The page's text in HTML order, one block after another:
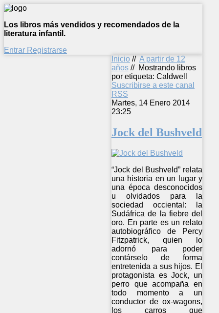
Los libros más vendidos y recomendados de la
literatura infantil.
Entrar Registrarse
Inicio // A partir de 12
años // Mostrando libros
por etiqueta: Caldwell
Suscribirse a este canal
RSS
Martes, 14 Enero 2014
23:25
Jock del Bushveld
“Jock del Bushveld” relata
una historia en un lugar y
una época desconocidos
u olvidados para la
sociedad occiental: la
Sudáfrica de la fiebre del
oro. En parte es un relato
autobiográfico de Percy
Fitzpatrick, quien lo
adornó para poder
contárselo de forma
entretenida a sus hijos. El
protagonista es Jock, un
perro que acompaña en
todo momento a un
conductor de ox-wagons,
los carros que